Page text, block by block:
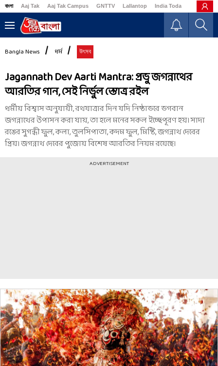
বাংলা Aaj Tak Aaj Tak Campus GNTTV Lallantop India Today Business
Bangla News ধর্ম উৎসব
Jagannath Dev Aarti Mantra: প্রভু জগন্নাথের
আরতির গান, সেই নির্ভুল স্তোত্র রইল
ধর্মীয় বিশ্বাস অনুযায়ী, রথযাত্রার দিন যদি নিষ্ঠাভরে ভগবান
জগন্নাথের উপাসন করা যায়, তা হলে মনের সকল ইচ্ছেপূরণ হয়। সাদা
রঙের সুগন্ধী ফুল, কলা, তুলসিপাতা, কদম ফুল, মিষ্টি, জগন্নাথ দেবের
প্রিয়। জগন্নাথ দেবের পুজোয় বিশেষ আরতির নিয়ম রয়েছে।
ADVERTISEMENT